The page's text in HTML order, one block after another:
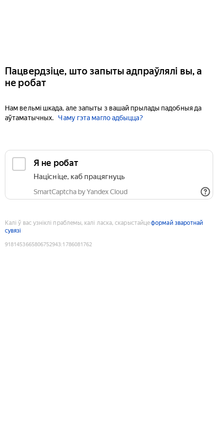
Пацвердзіце, што запыты адпраўлялі вы, а
не робат
Нам вельмі шкада, але запыты з вашай прылады падобныя да
аўтаматычных.
Чаму гэта магло адбыцца?
Я не робат
Націсніце, каб працягнуць
SmartCaptcha by Yandex Cloud
Калі ў вас узніклі праблемы, калі ласка, скарыстайцеформай зваротнай
сувязі
9181453665806752943:1786081762